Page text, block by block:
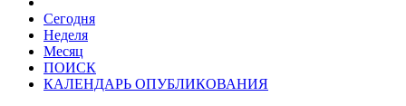
Сегодня
Неделя
Месяц
ПОИСК
КАЛЕНДАРЬ ОПУБЛИКОВАНИЯ